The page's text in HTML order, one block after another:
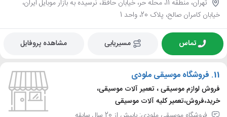
تهران، منطقه 11، محله حر، خیابان حافظ، نرسیده به بازار موبایل ایران،
خیابان کامران صالح، پلاک 20، واحد 1
تماس مسیریابی مشاهده پروفایل
11. فروشگاه موسیقی ملودی
فروش لوازم موسیقی ، تعمیر آلات موسیقی،
خرید،فروش،تعمیر کلیه آلات موسیقی